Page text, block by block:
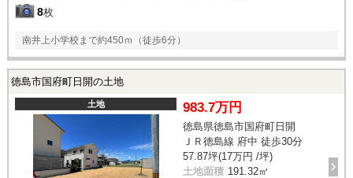
8枚
南井上小学校まで約450ｍ（徒歩6分）
徳島市国府町日開の土地
土地 983.7万円
徳島県徳島市国府町日開
ＪＲ徳島線 府中 徒歩30分
57.87坪(17万円 /坪)
土地面積 191.32㎡